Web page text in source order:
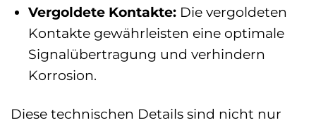
Vergoldete Kontakte:Die vergoldeten
Kontakte gewährleisten eine optimale
Signalübertragung und verhindern
Korrosion.
Diese technischen Details sind nicht nur